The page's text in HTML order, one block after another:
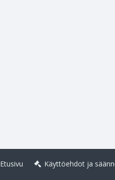
Etusivu Käyttöehdot ja